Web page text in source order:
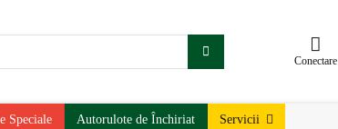
Conectare
Speciale Autorulote de Închiriat Servicii